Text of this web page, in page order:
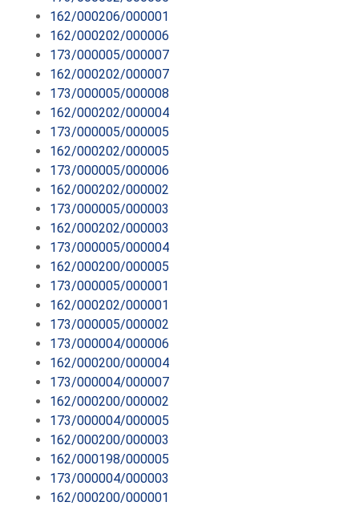
162/000206/000001
162/000202/000006
173/000005/000007
162/000202/000007
173/000005/000008
162/000202/000004
173/000005/000005
162/000202/000005
173/000005/000006
162/000202/000002
173/000005/000003
162/000202/000003
173/000005/000004
162/000200/000005
173/000005/000001
162/000202/000001
173/000005/000002
173/000004/000006
162/000200/000004
173/000004/000007
162/000200/000002
173/000004/000005
162/000200/000003
162/000198/000005
173/000004/000003
162/000200/000001